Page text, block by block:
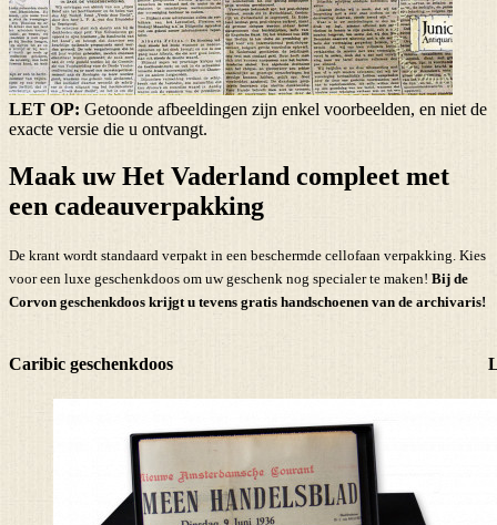
LET OP: Getoonde afbeeldingen zijn enkel voorbeelden, en niet de
exacte versie die u ontvangt.
Maak uw Het Vaderland compleet met
een cadeauverpakking
De krant wordt standaard verpakt in een beschermde cellofaan verpakking. Kies
voor een luxe geschenkdoos om uw geschenk nog specialer te maken! Bij de
Corvon geschenkdoos krijgt u tevens gratis handschoenen van de archivaris!
Caribic geschenkdoos